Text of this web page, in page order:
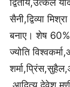
द्वितीय,उत्कल
सैनी,द्विव्या
बनाए। शेष
ज्योति